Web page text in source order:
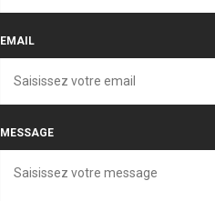
EMAIL
MESSAGE